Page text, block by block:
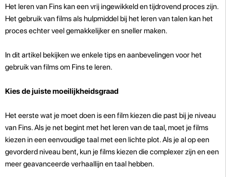
Het leren van Fins kan een vrij ingewikkeld en tijdrovend proces zijn.
Het gebruik van films als hulpmiddel bij het leren van talen kan het
proces echter veel gemakkelijker en sneller maken.
In dit artikel bekijken we enkele tips en aanbevelingen voor het
gebruik van films om Fins te leren.
Kies de juiste moeilijkheidsgraad
Het eerste wat je moet doen is een film kiezen die past bij je niveau
van Fins. Als je net begint met het leren van de taal, moet je films
kiezen in een eenvoudige taal met een lichte plot. Als je al op een
gevorderd niveau bent, kun je films kiezen die complexer zijn en een
meer geavanceerde verhaallijn en taal hebben.